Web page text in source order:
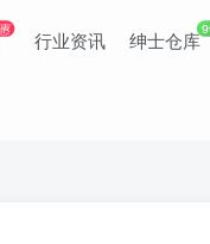
惠 行业资讯 绅士仓库